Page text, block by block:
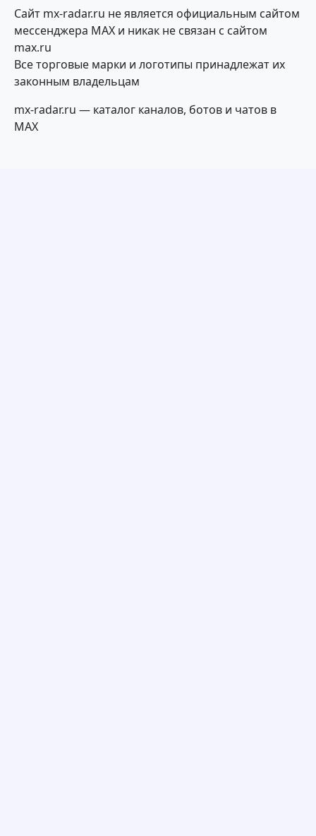
Сайт mx-radar.ru не является официальным сайтом
мессенджера MAX и никак не связан с сайтом
max.ru
Все торговые марки и логотипы принадлежат их
законным владельцам
mx-radar.ru — каталог каналов, ботов и чатов в
MAX